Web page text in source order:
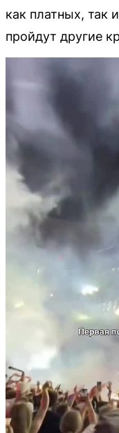
как платных, так
пройдут другие